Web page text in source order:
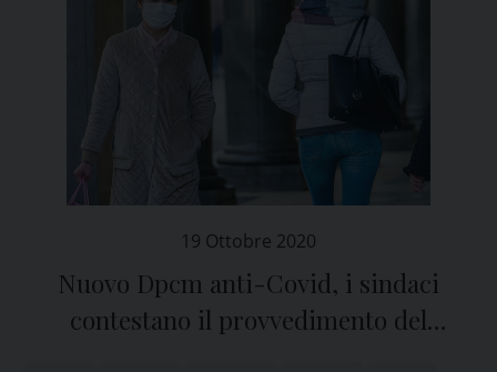
19 Ottobre 2020
Nuovo Dpcm anti-Covid, i sindaci
contestano il provvedimento del